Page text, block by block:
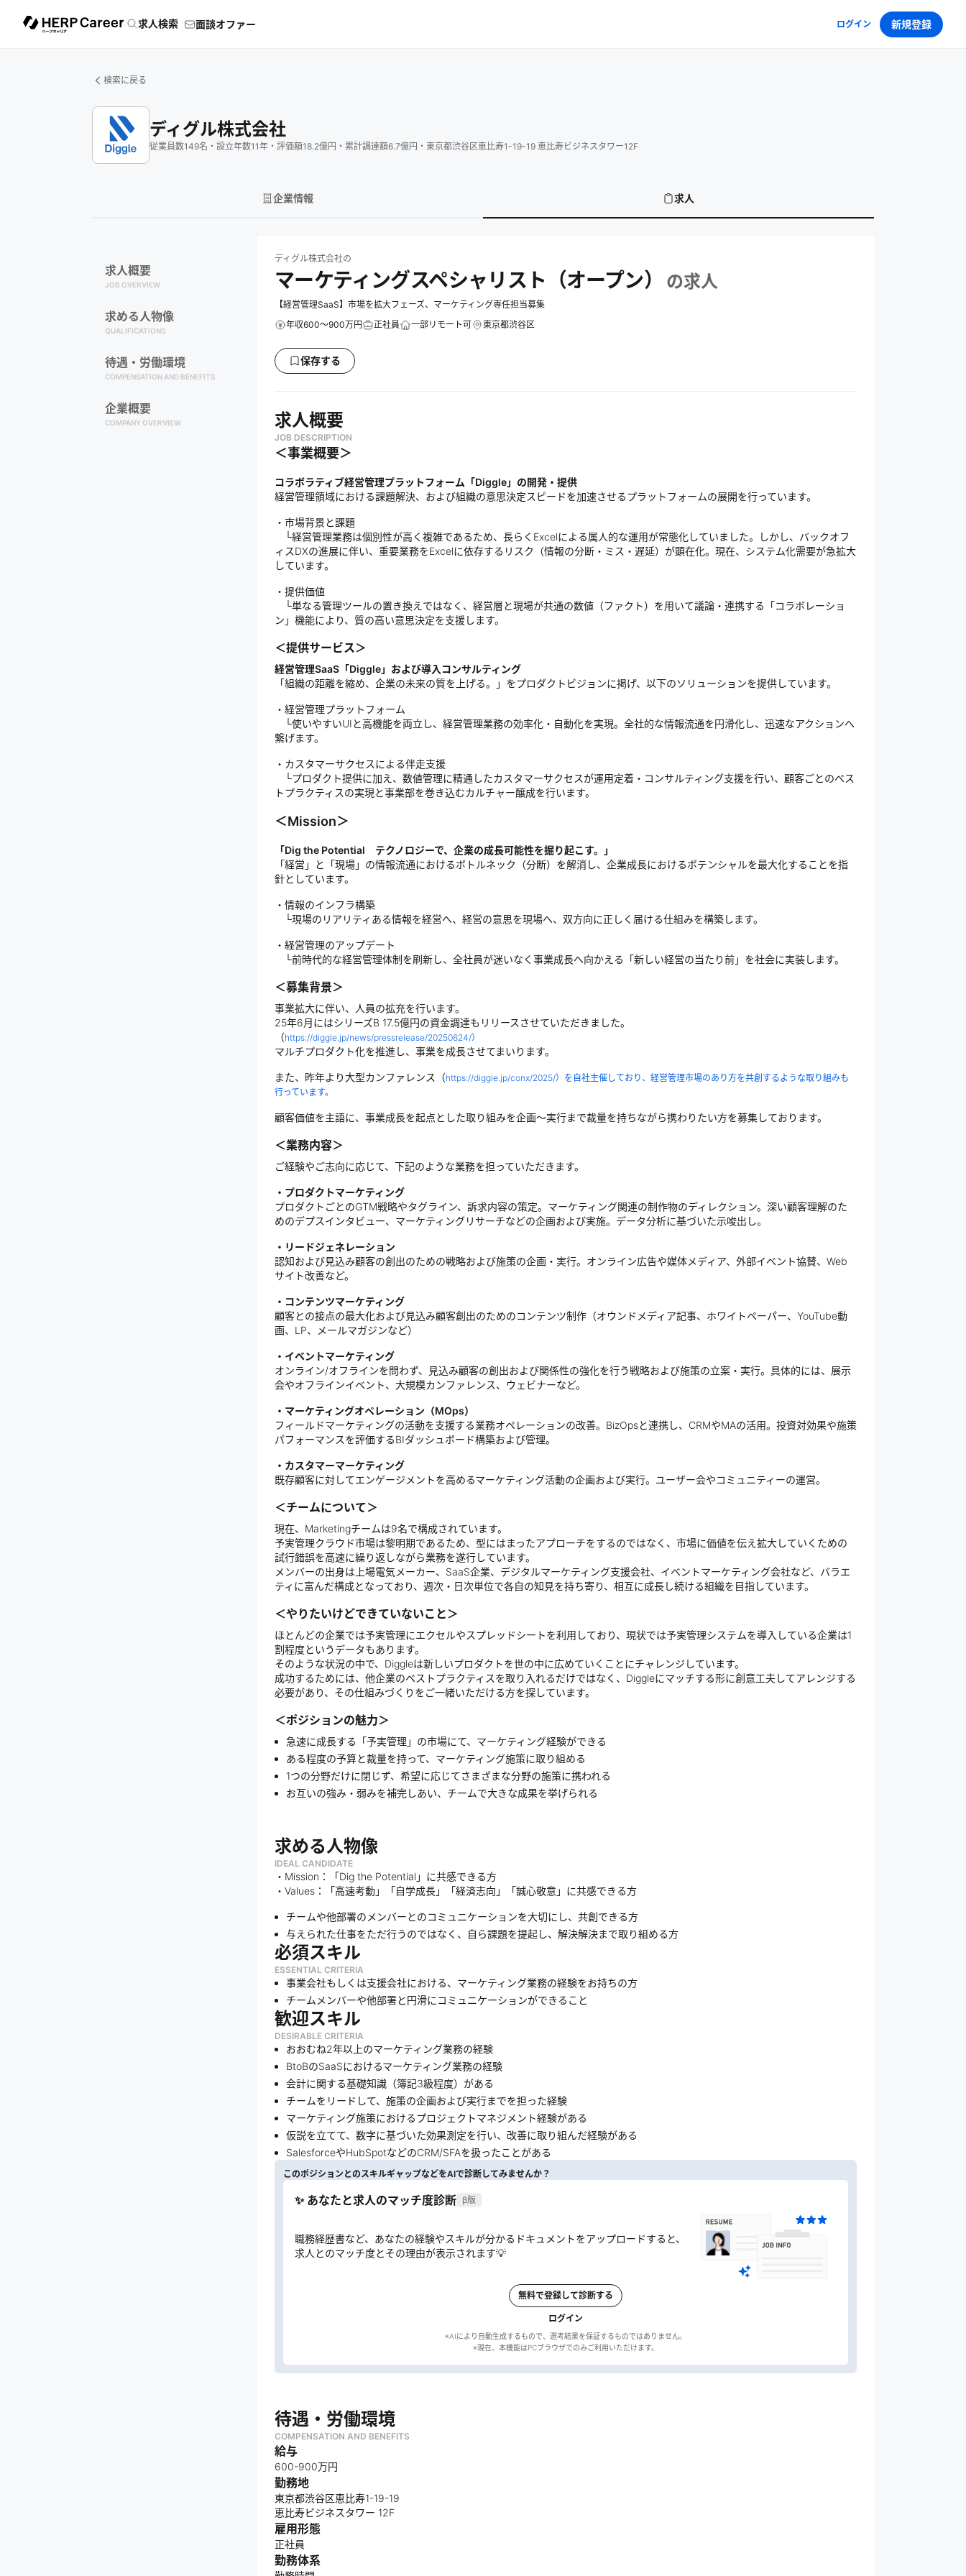
求人検索 面談オファー ログイン 新規登録
検索に戻る
ディグル株式会社
従業員数149名 ・ 設立年数11年 ・ 評価額18.2億円 ・ 累計調達額6.7億円 ・ 東京都渋谷区恵比寿1-19-19 恵比寿ビジネスタワー12F
企業情報 求人
求人概要
JOB OVERVIEW
求める人物像
QUALIFICATIONS
待遇・労働環境
COMPENSATION AND BENEFITS
企業概要
COMPANY OVERVIEW
ディグル株式会社の
マーケティングスペシャリスト（オープン） の求人
【経営管理SaaS】市場を拡大フェーズ、マーケティング専任担当募集
年収600～900万円
正社員 一部リモート可 東京都渋谷区
保存する
求人概要
JOB DESCRIPTION
＜事業概要＞
コラボラティブ経営管理プラットフォーム「Diggle」の開発・提供
経営管理領域における課題解決、および組織の意思決定スピードを加速させるプラットフォームの展開を行っています。
・市場背景と課題
└経営管理業務は個別性が高く複雑であるため、長らくExcelによる属人的な運用が常態化していました。しかし、バックオフ
ィスDXの進展に伴い、重要業務をExcelに依存するリスク（情報の分断・ミス・遅延）が顕在化。現在、システム化需要が急拡大
しています。
・提供価値
└単なる管理ツールの置き換えではなく、経営層と現場が共通の数値（ファクト）を用いて議論・連携する「コラボレーショ
ン」機能により、質の高い意思決定を支援します。
＜提供サービス＞
経営管理SaaS「Diggle」および導入コンサルティング
「組織の距離を縮め、企業の未来の質を上げる。」をプロダクトビジョンに掲げ、以下のソリューションを提供しています。
・経営管理プラットフォーム
└使いやすいUIと高機能を両立し、経営管理業務の効率化・自動化を実現。全社的な情報流通を円滑化し、迅速なアクションへ
繋げます。
・カスタマーサクセスによる伴走支援
└プロダクト提供に加え、数値管理に精通したカスタマーサクセスが運用定着・コンサルティング支援を行い、顧客ごとのベス
トプラクティスの実現と事業部を巻き込むカルチャー醸成を行います。
＜Mission＞
「Dig the Potential テクノロジーで、企業の成長可能性を掘り起こす。」
「経営」と「現場」の情報流通におけるボトルネック（分断）を解消し、企業成長におけるポテンシャルを最大化することを指
針としています。
・情報のインフラ構築
└現場のリアリティある情報を経営へ、経営の意思を現場へ、双方向に正しく届ける仕組みを構築します。
・経営管理のアップデート
└前時代的な経営管理体制を刷新し、全社員が迷いなく事業成長へ向かえる「新しい経営の当たり前」を社会に実装します。
＜募集背景＞
事業拡大に伴い、人員の拡充を行います。
25年6月にはシリーズB 17.5億円の資金調達もリリースさせていただきました。
（https://diggle.jp/news/pressrelease/20250624/）
マルチプロダクト化を推進し、事業を成長させてまいります。
また、昨年より大型カンファレンス（https://diggle.jp/conx/2025/）を自社主催しており、経営管理市場のあり方を共創するような取り組みも
行っています。
顧客価値を主語に、事業成長を起点とした取り組みを企画～実行まで裁量を持ちながら携わりたい方を募集しております。
＜業務内容＞
ご経験やご志向に応じて、下記のような業務を担っていただきます。
・プロダクトマーケティング
プロダクトごとのGTM戦略やタグライン、訴求内容の策定。マーケティング関連の制作物のディレクション。深い顧客理解のた
めのデプスインタビュー、マーケティングリサーチなどの企画および実施。データ分析に基づいた示唆出し。
・リードジェネレーション
認知および見込み顧客の創出のための戦略および施策の企画・実行。オンライン広告や媒体メディア、外部イベント協賛、Web
サイト改善など。
・コンテンツマーケティング
顧客との接点の最大化および見込み顧客創出のためのコンテンツ制作（オウンドメディア記事、ホワイトペーパー、YouTube動
画、LP、メールマガジンなど）
・イベントマーケティング
オンライン/オフラインを問わず、見込み顧客の創出および関係性の強化を行う戦略および施策の立案・実行。具体的には、展示
会やオフラインイベント、大規模カンファレンス、ウェビナーなど。
・マーケティングオペレーション（MOps）
フィールドマーケティングの活動を支援する業務オペレーションの改善。BizOpsと連携し、CRMやMAの活用。投資対効果や施策
パフォーマンスを評価するBIダッシュボード構築および管理。
・カスタマーマーケティング
既存顧客に対してエンゲージメントを高めるマーケティング活動の企画および実行。ユーザー会やコミュニティーの運営。
＜チームについて＞
現在、Marketingチームは9名で構成されています。
予実管理クラウド市場は黎明期であるため、型にはまったアプローチをするのではなく、市場に価値を伝え拡大していくための
試行錯誤を高速に繰り返しながら業務を遂行しています。
メンバーの出身は上場電気メーカー、SaaS企業、デジタルマーケティング支援会社、イベントマーケティング会社など、バラエ
ティに富んだ構成となっており、週次・日次単位で各自の知見を持ち寄り、相互に成長し続ける組織を目指しています。
＜やりたいけどできていないこと＞
ほとんどの企業では予実管理にエクセルやスプレッドシートを利用しており、現状では予実管理システムを導入している企業は1
割程度というデータもあります。
そのような状況の中で、Diggleは新しいプロダクトを世の中に広めていくことにチャレンジしています。
成功するためには、他企業のベストプラクティスを取り入れるだけではなく、Diggleにマッチする形に創意工夫してアレンジする
必要があり、その仕組みづくりをご一緒いただける方を探しています。
＜ポジションの魅力＞
急速に成長する「予実管理」の市場にて、マーケティング経験ができる
ある程度の予算と裁量を持って、マーケティング施策に取り組める
1つの分野だけに閉じず、希望に応じてさまざまな分野の施策に携われる
お互いの強み・弱みを補完しあい、チームで大きな成果を挙げられる
求める人物像
IDEAL CANDIDATE
・Mission：「Dig the Potential」に共感できる方
・Values：「高速考動」「自学成長」「経済志向」「誠心敬意」に共感できる方
チームや他部署のメンバーとのコミュニケーションを大切にし、共創できる方
与えられた仕事をただ行うのではなく、自ら課題を提起し、解決解決まで取り組める方
必須スキル
ESSENTIAL CRITERIA
事業会社もしくは支援会社における、マーケティング業務の経験をお持ちの方
チームメンバーや他部署と円滑にコミュニケーションができること
歓迎スキル
DESIRABLE CRITERIA
おおむね2年以上のマーケティング業務の経験
BtoBのSaaSにおけるマーケティング業務の経験
会計に関する基礎知識（簿記3級程度）がある
チームをリードして、施策の企画および実行までを担った経験
マーケティング施策におけるプロジェクトマネジメント経験がある
仮説を立てて、数字に基づいた効果測定を行い、改善に取り組んだ経験がある
SalesforceやHubSpotなどのCRM/SFAを扱ったことがある
このポジションとのスキルギャップなどをAIで診断してみませんか？
✨ あなたと求人のマッチ度診断 β版
職務経歴書など、あなたの経験やスキルが分かるドキュメントをアップロードすると、
求人とのマッチ度とその理由が表示されます💡
無料で登録して診断する
ログイン
※AIにより自動生成するもので、選考結果を保証するものではありません。
待遇・労働環境
COMPENSATION AND BENEFITS
給与
600-900万円
勤務地
東京都渋谷区恵比寿1-19-19
恵比寿ビジネスタワー 12F
雇用形態
正社員
勤務体系